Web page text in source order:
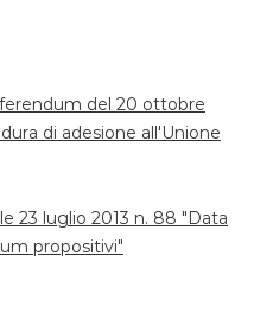
del 20 ottobre
di adesione all'Unione
23 luglio 2013 n. 88 "Data
propositivi"